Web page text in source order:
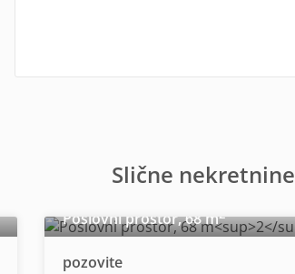
Slične nekretnine
Poslovni prostor, 68 m2
pozovite